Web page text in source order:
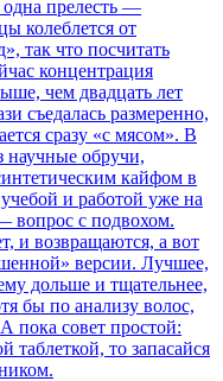
прелесть —
колеблется от
так что посчитать
концентрация
чем двадцать лет
съедалась размеренно,
сразу «с мясом». В
научные обручи,
кайфом в
и работой уже на
вопрос с подвохом.
и возвращаются, а вот
версии. Лучшее,
дольше и тщательнее,
бы по анализу волос,
пока совет простой:
то запасайся